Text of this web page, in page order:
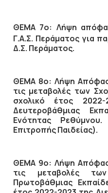
ΘΕΜΑ 7ο: Λήψη
Γ.Α.Σ. Περάματος για
Δ.Σ. Περάματος.
ΘΕΜΑ 8ο: Λήψη
τις μεταβολές των
σχολικό έτος
Δευτεροβάθμιας
Ενότητας
Επιτροπής Παιδείας).
ΘΕΜΑ 9ο: Λήψη
τις μεταβολές
Πρωτοβάθμιας